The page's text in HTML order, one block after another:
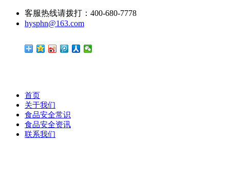
客服热线请拨打：400-680-7778
hysphn@163.com
首页
关于我们
食品安全常识
食品安全资讯
联系我们